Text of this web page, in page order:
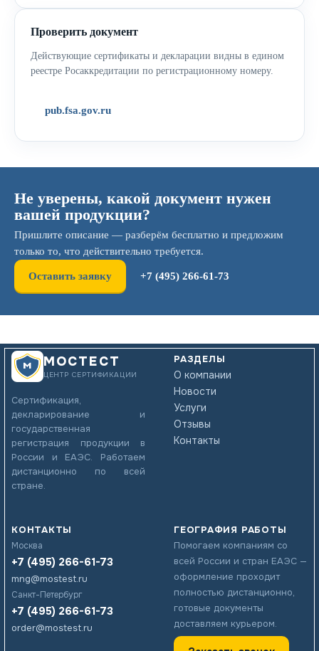
Проверить документ
Действующие сертификаты и декларации видны в едином
реестре Росаккредитации по регистрационному номеру.
pub.fsa.gov.ru
Не уверены, какой документ нужен
вашей продукции?
Пришлите описание — разберём бесплатно и предложим
только то, что действительно требуется.
Оставить заявку +7 (495) 266-61-73
МОСТЕСТ
ЦЕНТР СЕРТИФИКАЦИИ
Сертификация,
декларирование и
государственная
регистрация продукции в
России и ЕАЭС. Работаем
дистанционно по всей
стране.
РАЗДЕЛЫ
О компании
Новости
Услуги
Отзывы
Контакты
КОНТАКТЫ
Москва
+7 (495) 266-61-73
mng@mostest.ru
Санкт-Петербург
+7 (495) 266-61-73
order@mostest.ru
ГЕОГРАФИЯ РАБОТЫ
Помогаем компаниям со
всей России и стран ЕАЭС —
оформление проходит
полностью дистанционно,
готовые документы
доставляем курьером.